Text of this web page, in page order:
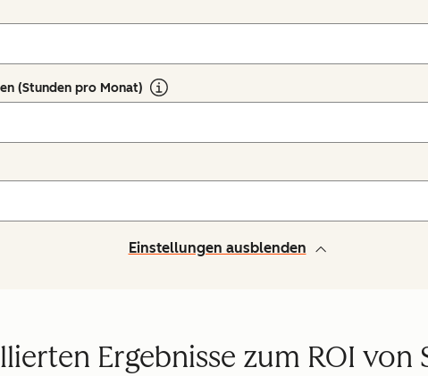
(Stunden pro Monat)
Einstellungen ausblenden
Ergebnisse zum ROI von